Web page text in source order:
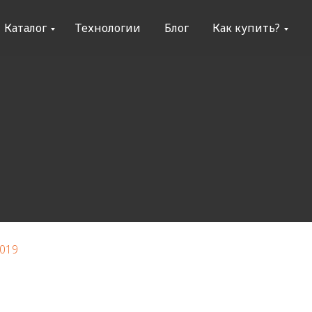
Каталог Технологии Блог Как купить?